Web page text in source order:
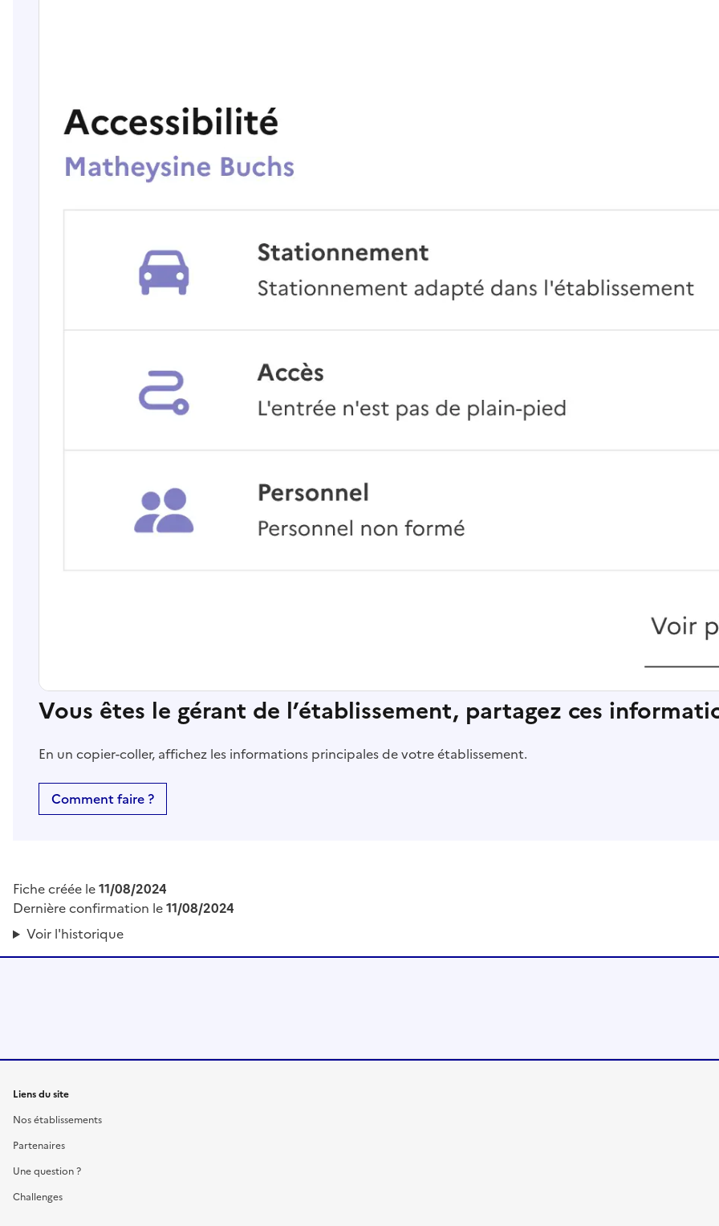
Vous êtes le gérant de l’établissement, partagez ces
En un copier-coller, affichez les informations principales de votre établissement.
Comment faire ?
Fiche créée le11/08/2024
Dernière confirmation le11/08/2024
Voir l'historique
Liens du site
Nos établissements
Partenaires
Une question ?
Challenges